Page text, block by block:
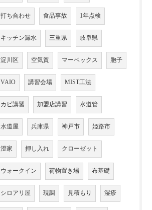
打ち合わせ 食品事故 1年点検
キッチン漏水 三重県 岐阜県
淀川区 空気質 マーベックス 胞子
VAIO 講習会場 MIST工法
カビ講習 加盟店講習 水道管
水道屋 兵庫県 神戸市 姫路市
澄家 押し入れ クローゼット
ウォークイン 荷物置き場 布基礎
シロアリ屋 現調 見積もり 湿疹